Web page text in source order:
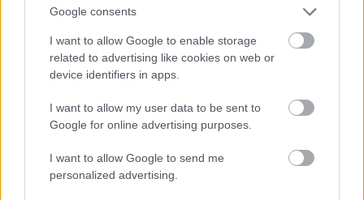
Google consents
I want to allow Google to enable storage
related to advertising like cookies on web or
device identifiers in apps.
I want to allow my user data to be sent to
Google for online advertising purposes.
I want to allow Google to send me
personalized advertising.
τραγούδι της Βουλγαρίας
Eurovision 2026: Όταν η μουσική συναντά την
πολιτική – Τα τραγούδια που σημάδεψαν την
Ευρώπη
Eurovision 2026: «Φωτιά» στα προγνωστικά
σειρά εμφάνισης